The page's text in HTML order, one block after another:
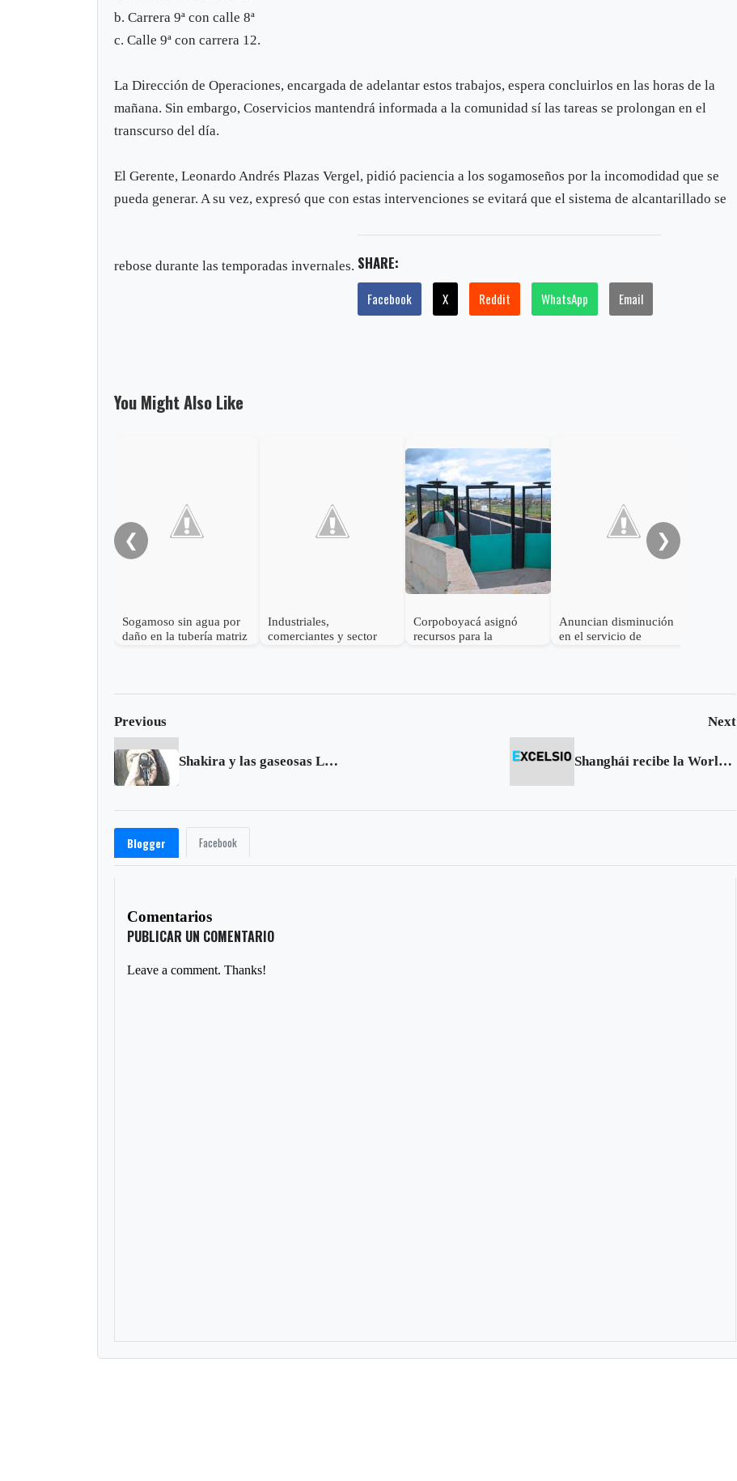
b. Carrera 9ª con calle 8ª
c. Calle 9ª con carrera 12.
La Dirección de Operaciones, encargada de adelantar estos trabajos, espera concluirlos en las horas de la
mañana. Sin embargo, Coservicios mantendrá informada a la comunidad sí las tareas se prolongan en el
transcurso del día.
El Gerente, Leonardo Andrés Plazas Vergel, pidió paciencia a los sogamoseños por la incomodidad que se
pueda generar. A su vez, expresó que con estas intervenciones se evitará que el sistema de alcantarillado se
rebose durante las temporadas invernales. SHARE:
Facebook X Reddit WhatsApp Email
You Might Also Like
❮
Sogamoso sin agua por
daño en la tubería matriz
Industriales,
comerciantes y sector
Corpoboyacá asignó
recursos para la
Anuncian disminución
en el servicio de
❯
Previous Next
Shakira y las gaseosas Link Shanghái recibe la World Travel Fair
Blogger Facebook
Comentarios
PUBLICAR UN COMENTARIO
Leave a comment. Thanks!